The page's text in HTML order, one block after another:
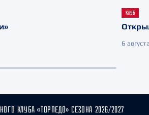
КЛУБ
6
КЛУБА «ТОРПЕДО» СЕЗОНА 2026/2027